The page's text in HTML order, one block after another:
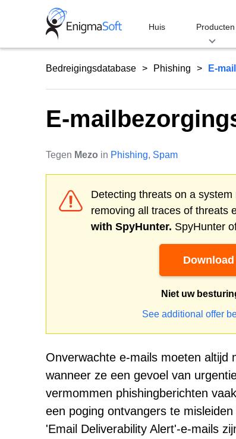
Huis Producten
Bedreigingsdatabase Phishing E-
E-
Tegen Mezo in Phishing, Spam
Detecting threats on a
removing all traces of threats
with SpyHunter. SpyHunter
Niet uw
See additional offer
Onverwachte e-mails moeten altijd
wanneer ze een gevoel van
vermommen phishingberichten
een poging ontvangers te
'Email Deliverability Alert'-e-mails